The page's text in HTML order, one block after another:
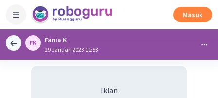
Masuk
Fania K
29 Januari 2023 11:53
Iklan